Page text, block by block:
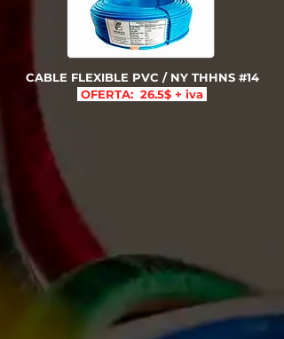
CABLE FLEXIBLE PVC / NY THHNS #14
OFERTA: 26.5$ + iva